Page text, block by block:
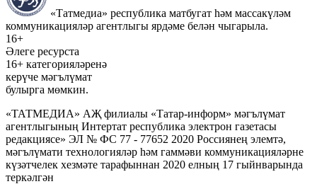
«Татмедиа» республика матбугат һәм массакүләм
коммуникацияләр агентлыгы ярдәме белән чыгарыла.
16+
Әлеге ресурста
16+ категорияләренә
керүче мәгълүмат
булырга мөмкин.
«ТАТМЕДИА» АҖ филиалы «Татар-информ» мәгълүмат
агентлыгының Интертат республика электрон газетасы
редакциясе» ЭЛ № ФС 77 - 77652 2020 Россиянең элемтә,
мәгълүмати технологияләр һәм гаммәви коммуникацияләрне
күзәтчелек хезмәте тарафыннан 2020 елның 17 гыйнварында
теркәлгән